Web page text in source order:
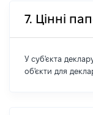
7. Цінні
У суб'єкта
об'єкти для